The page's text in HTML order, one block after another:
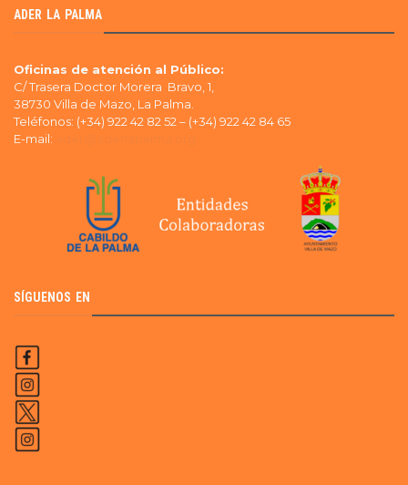
ADER LA PALMA
Oficinas de atención al Público:
C/ Trasera Doctor Morera Bravo, 1,
38730 Villa de Mazo, La Palma.
Teléfonos: (+34) 922 42 82 52 – (+34) 922 42 84 65
E-mail:
SÍGUENOS EN